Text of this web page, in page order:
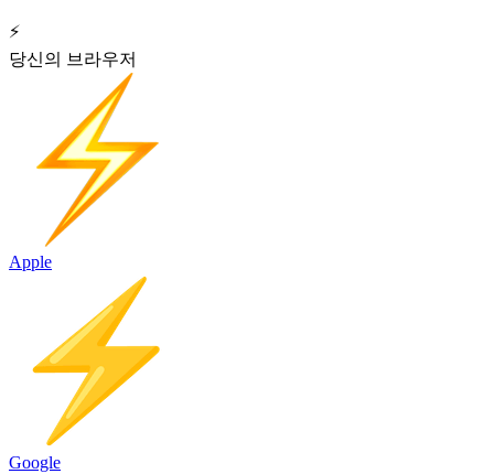
⚡
당신의 브라우저
Apple
Google